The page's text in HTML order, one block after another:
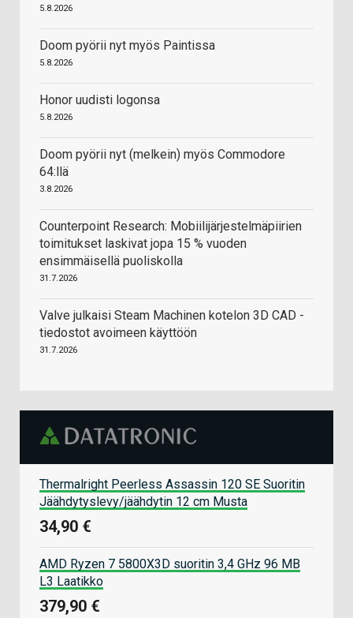
5.8.2026
Doom pyörii nyt myös Paintissa
5.8.2026
Honor uudisti logonsa
5.8.2026
Doom pyörii nyt (melkein) myös Commodore
64:llä
3.8.2026
Counterpoint Research: Mobiilijärjestelmäpiirien
toimitukset laskivat jopa 15 % vuoden
ensimmäisellä puoliskolla
31.7.2026
Valve julkaisi Steam Machinen kotelon 3D CAD -
tiedostot avoimeen käyttöön
31.7.2026
Thermalright Peerless Assassin 120 SE Suoritin
Jäähdytyslevy/jäähdytin 12 cm Musta
34,90 €
AMD Ryzen 7 5800X3D suoritin 3,4 GHz 96 MB
L3 Laatikko
379,90 €